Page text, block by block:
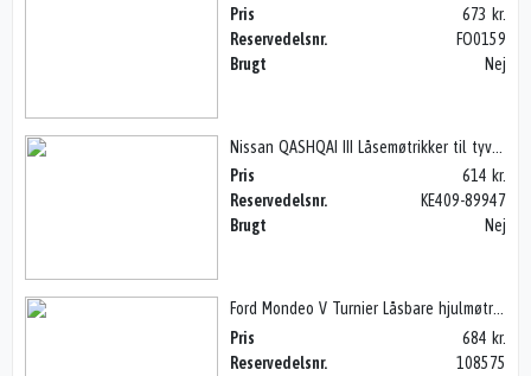
Pris
673 kr.
Reservedelsnr.
FO0159
Brugt
Nej
Pris
614 kr.
Reservedelsnr.
KE409-89947
Brugt
Nej
Pris
684 kr.
Reservedelsnr.
108575